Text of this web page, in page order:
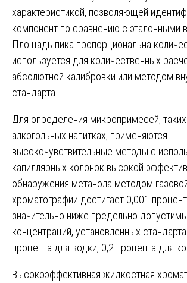
характеристикой, позволяющей
компонент по сравнению с эталонными
Площадь пика пропорциональна
используется для количественных
абсолютной калибровки или методом
стандарта.
Для определения микропримесей,
алкогольных напитках, применяются
высокочувствительные методы с
капиллярных колонок высокой
обнаружения метанола методом
хроматографии достигает 0,001
значительно ниже предельно
концентраций, установленных
процента для водки, 0,2 процента для
Высокоэффективная жидкостная